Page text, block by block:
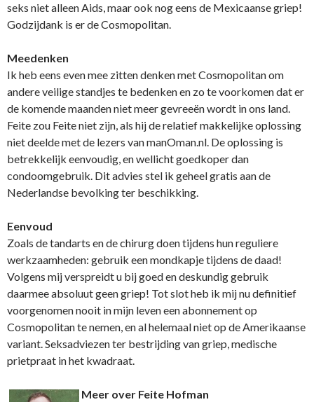
seks niet alleen Aids, maar ook nog eens de Mexicaanse griep!
Godzijdank is er de Cosmopolitan.
Meedenken
Ik heb eens even mee zitten denken met Cosmopolitan om
andere veilige standjes te bedenken en zo te voorkomen dat er
de komende maanden niet meer gevreeën wordt in ons land.
Feite zou Feite niet zijn, als hij de relatief makkelijke oplossing
niet deelde met de lezers van manOman.nl. De oplossing is
betrekkelijk eenvoudig, en wellicht goedkoper dan
condoomgebruik. Dit advies stel ik geheel gratis aan de
Nederlandse bevolking ter beschikking.
Eenvoud
Zoals de tandarts en de chirurg doen tijdens hun reguliere
werkzaamheden: gebruik een mondkapje tijdens de daad!
Volgens mij verspreidt u bij goed en deskundig gebruik
daarmee absoluut geen griep! Tot slot heb ik mij nu definitief
voorgenomen nooit in mijn leven een abonnement op
Cosmopolitan te nemen, en al helemaal niet op de Amerikaanse
variant. Seksadviezen ter bestrijding van griep, medische
prietpraat in het kwadraat.
Meer over Feite Hofman